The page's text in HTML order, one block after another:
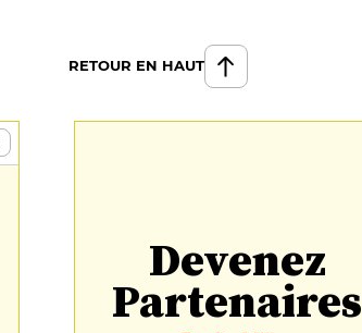
RETOUR EN HAUT
Devenez
Partenaires